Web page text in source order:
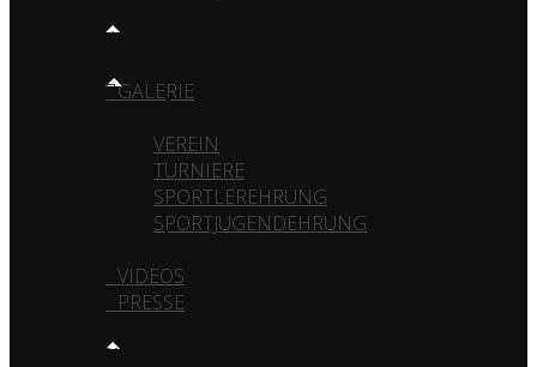
MEDIA
GALERIE
VEREIN
TURNIERE
SPORTLEREHRUNG
SPORTJUGENDEHRUNG
VIDEOS
PRESSE
KONTAKT